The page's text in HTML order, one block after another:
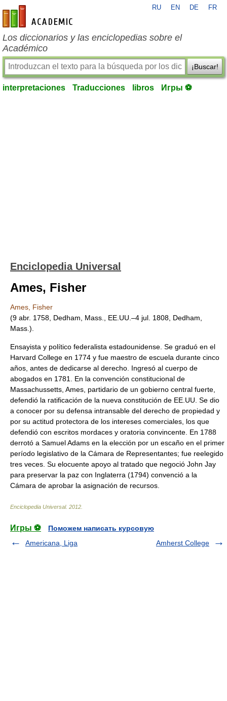
es-academic.com
RU EN DE FR
Los diccionarios y las enciclopedias sobre el
Académico
¡Buscar!
interpretaciones Traducciones libros Игры ⚽
Enciclopedia Universal
Ames, Fisher
Ames, Fisher
(9 abr. 1758, Dedham, Mass., EE.UU.–4 jul. 1808, Dedham,
Mass.).
Ensayista y político federalista estadounidense. Se graduó en el
Harvard College en 1774 y fue maestro de escuela durante cinco
años, antes de dedicarse al derecho. Ingresó al cuerpo de
abogados en 1781. En la convención constitucional de
Massachussetts, Ames, partidario de un gobierno central fuerte,
defendió la ratificación de la nueva constitución de EE.UU. Se dio
a conocer por su defensa intransable del derecho de propiedad y
por su actitud protectora de los intereses comerciales, los que
defendió con escritos mordaces y oratoria convincente. En 1788
derrotó a Samuel Adams en la elección por un escaño en el primer
período legislativo de la Cámara de Representantes; fue reelegido
tres veces. Su elocuente apoyo al tratado que negoció John Jay
para preservar la paz con Inglaterra (1794) convenció a la
Cámara de aprobar la asignación de recursos.
Enciclopedia Universal. 2012
Игры ⚽
Поможем написать курсовую
Americana, Liga
Amherst College